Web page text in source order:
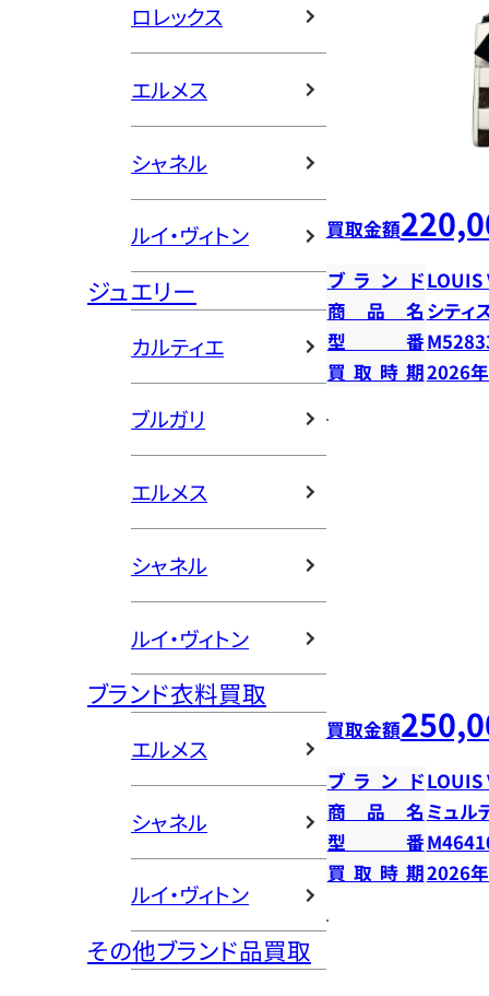
ロレックス
エルメス
シャネル
ルイ・ヴィトン
ジュエリー
カルティエ
ブルガリ
エルメス
シャネル
ルイ・ヴィトン
ブランド衣料買取
エルメス
シャネル
ルイ・ヴィトン
その他ブランド品買取
買取金額
ブランドLOUIS
商品名 シティ
型番
買取時期2026
買取金額
ブランドLOUIS
商品名 ミュル
型番
買取時期2026